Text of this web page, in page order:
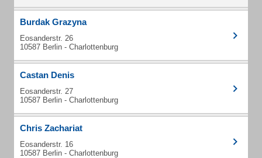
Burdak Grazyna
Eosanderstr. 26
10587 Berlin - Charlottenburg
Castan Denis
Eosanderstr. 27
10587 Berlin - Charlottenburg
Chris Zachariat
Eosanderstr. 16
10587 Berlin - Charlottenburg